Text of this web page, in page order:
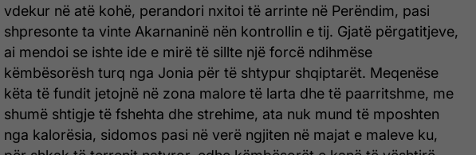
vdekur në atë kohë, perandori nxitoi të arrinte në Perëndim, pasi
shpresonte ta vinte Akarnaninë nën kontrollin e tij. Gjatë përgatitjeve,
ai mendoi se ishte ide e mirë të sillte një forcë ndihmëse
këmbësorësh turq nga Jonia për të shtypur shqiptarët. Meqenëse
këta të fundit jetojnë në zona malore të larta dhe të paarritshme, me
shumë shtigje të fshehta dhe strehime, ata nuk mund të mposhten
nga kalorësia, sidomos pasi në verë ngjiten në majat e maleve ku,